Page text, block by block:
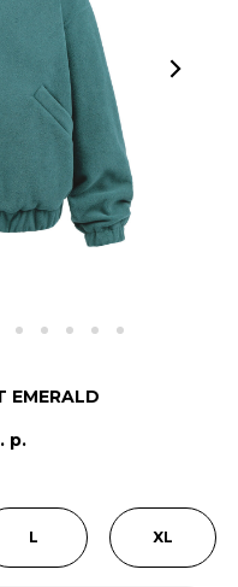
XL
L
EMERALD
р.